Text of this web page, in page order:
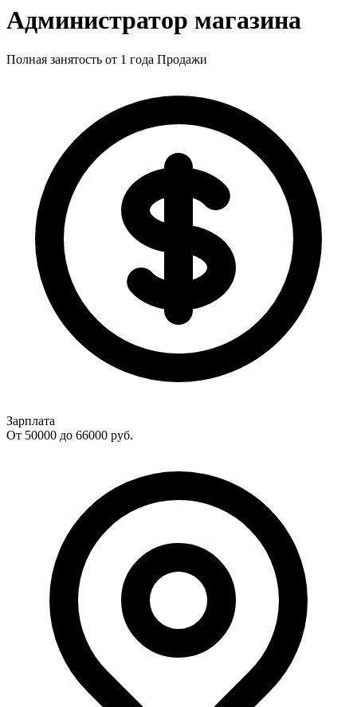
Администратор магазина
Полная занятость от 1 года Продажи
Зарплата
От 50000 до 66000 руб.